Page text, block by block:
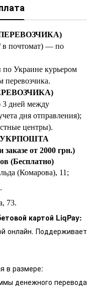
в почтомат) — по
по Украине курьером
3 дней между
дня отправления);
центры).
от 2000 грн.)
(Бесплатно)
(Комарова), 11;
73.
картой LiqPay:
онлайн. Поддерживает
в размере:
денежного перевода